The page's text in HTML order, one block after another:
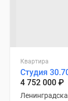
Квартира
Студия
4 752 000 ₽